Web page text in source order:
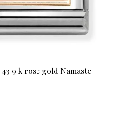
9 k rose gold Namaste